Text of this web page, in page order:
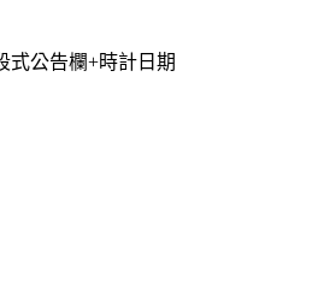
式公告欄+時計日期